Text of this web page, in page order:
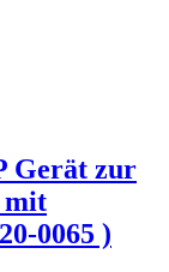
Gerät zur
mit
0065 )